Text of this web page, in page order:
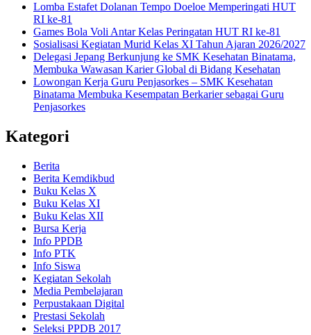
Lomba Estafet Dolanan Tempo Doeloe Memperingati HUT
RI ke-81
Games Bola Voli Antar Kelas Peringatan HUT RI ke-81
Sosialisasi Kegiatan Murid Kelas XI Tahun Ajaran 2026/2027
Delegasi Jepang Berkunjung ke SMK Kesehatan Binatama,
Membuka Wawasan Karier Global di Bidang Kesehatan
Lowongan Kerja Guru Penjasorkes – SMK Kesehatan
Binatama Membuka Kesempatan Berkarier sebagai Guru
Penjasorkes
Kategori
Berita
Berita Kemdikbud
Buku Kelas X
Buku Kelas XI
Buku Kelas XII
Bursa Kerja
Info PPDB
Info PTK
Info Siswa
Kegiatan Sekolah
Media Pembelajaran
Perpustakaan Digital
Prestasi Sekolah
Seleksi PPDB 2017